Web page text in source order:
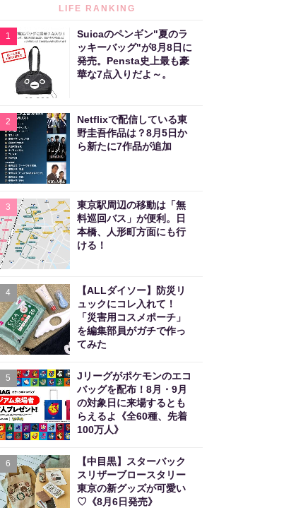
LIFE RANKING
1
Suicaのペンギン"夏のラ
ッキーバッグ"が8月8日に
発売。Pensta史上最も豪
華な7点入りだよ～。
2
Netflixで配信している東
野圭吾作品は？8月5日か
ら新たに7作品が追加
3
東京駅周辺の移動は「無
料巡回バス」が便利。日
本橋、人形町方面にも行
ける！
4
【ALLダイソー】防災リ
ュックにコレ入れて！
「災害用コスメポーチ」
を編集部員がガチで作っ
てみた
5
Jリーグがポケモンのエコ
バッグを配布！8月・9月
の対象日に来場するとも
らえるよ《全60種、先着
100万人》
6
【中目黒】スターバック
スリザーブロースタリー
東京の新グッズが可愛い
♡《8月6日発売》